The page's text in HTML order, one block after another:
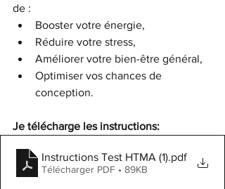
de :
Booster votre énergie,
Réduire votre stress,
Améliorer votre bien-être général,
Optimiser vos chances de
conception.
Je télécharge les instructions:
Instructions Test HTMA (1).pdf
Télécharger PDF • 89KB